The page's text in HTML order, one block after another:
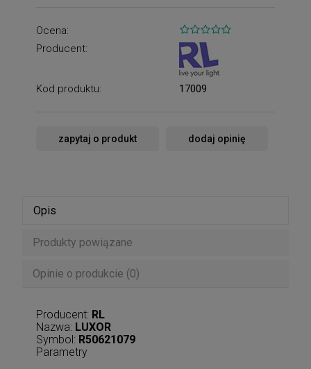
Ocena:
Producent:
Kod produktu: 17009
zapytaj o produkt dodaj opinię
Opis
Produkty powiązane
Opinie o produkcie (0)
Producent: RL
Nazwa: LUXOR
Symbol: R50621079
Parametry